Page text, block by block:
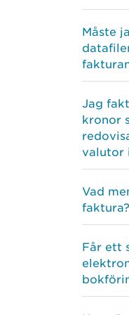
Måste
Jag
kronor
valutor
Vad
faktura?
Får ett